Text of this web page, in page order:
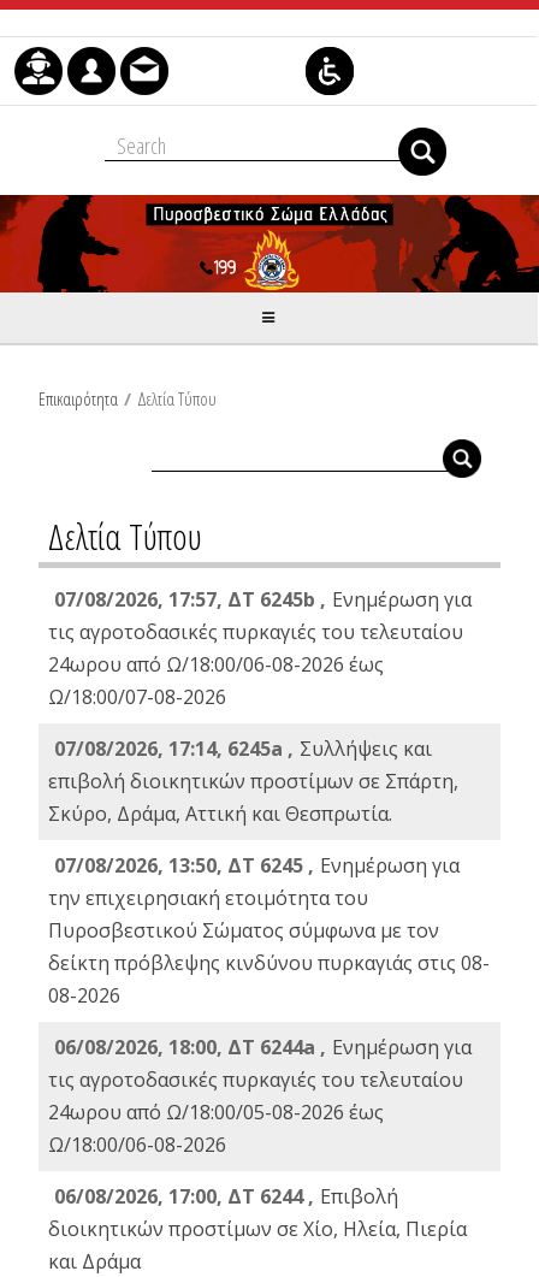
Μετάβαση στο περιεχόμενο
Επικαιρότητα / Δελτία Τύπου
Δελτία Τύπου
07/08/2026, 17:57, ΔΤ 6245b , Ενημέρωση για
τις αγροτοδασικές πυρκαγιές του τελευταίου
24ωρου από Ω/18:00/06-08-2026 έως
Ω/18:00/07-08-2026
07/08/2026, 17:14, 6245a , Συλλήψεις και
επιβολή διοικητικών προστίμων σε Σπάρτη,
Σκύρο, Δράμα, Αττική και Θεσπρωτία.
07/08/2026, 13:50, ΔΤ 6245 , Ενημέρωση για
την επιχειρησιακή ετοιμότητα του
Πυροσβεστικού Σώματος σύμφωνα με τον
δείκτη πρόβλεψης κινδύνου πυρκαγιάς στις 08-
08-2026
06/08/2026, 18:00, ΔΤ 6244a , Ενημέρωση για
τις αγροτοδασικές πυρκαγιές του τελευταίου
24ωρου από Ω/18:00/05-08-2026 έως
Ω/18:00/06-08-2026
06/08/2026, 17:00, ΔΤ 6244 , Επιβολή
διοικητικών προστίμων σε Χίο, Ηλεία, Πιερία
και Δράμα